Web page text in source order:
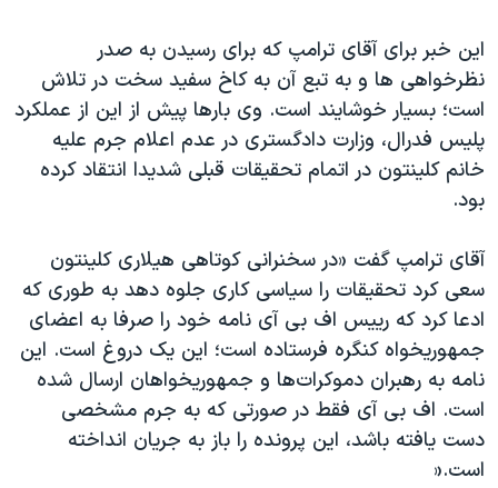
این خبر برای آقای ترامپ که برای رسیدن به صدر
نظرخواهی ها و به تبع آن به کاخ سفید سخت در تلاش
است؛ بسیار خوشایند است. وی بارها پیش از این از عملکرد
پلیس فدرال، وزارت دادگستری در عدم اعلام جرم علیه
خانم کلینتون در اتمام تحقیقات قبلی شدیدا انتقاد کرده
بود.
آقای ترامپ گفت «در سخنرانی کوتاهی هیلاری کلینتون
سعی کرد تحقیقات را سیاسی کاری جلوه دهد به طوری که
ادعا کرد که رییس اف بی آی نامه خود را صرفا به اعضای
جمهوریخواه کنگره فرستاده است؛ این یک دروغ است. این
نامه به رهبران دموکرات‌ها و جمهوریخواهان ارسال شده
است. اف بی آی فقط در صورتی که به جرم مشخصی
دست یافته باشد، این پرونده را باز به جریان انداخته
است.«